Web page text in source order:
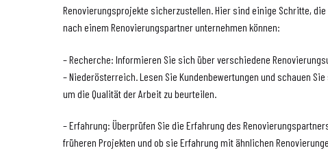
Renovierungsprojekte sicherzustellen. Hier sind einige Schritte, die
nach einem Renovierungspartner unternehmen können:
– Recherche: Informieren Sie sich über verschiedene
– Niederösterreich. Lesen Sie Kundenbewertungen und schauen
um die Qualität der Arbeit zu beurteilen.
– Erfahrung: Überprüfen Sie die Erfahrung des
früheren Projekten und ob sie Erfahrung mit ähnlichen